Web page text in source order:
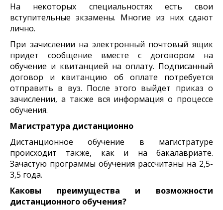
На некоторых специальностях есть свои
вступительные экзамены. Многие из них сдают
лично.
При зачислении на электронный почтовый ящик
придет сообщение вместе с договором на
обучение и квитанцией на оплату. Подписанный
договор и квитанцию об оплате потребуется
отправить в вуз. После этого выйдет приказ о
зачислении, а также вся информация о процессе
обучения.
Магистратура дистанционно
Дистанционное обучение в магистратуре
происходит также, как и на бакалавриате.
Зачастую программы обучения рассчитаны на 2,5-
3,5 года.
Каковы преимущества и возможности
дистанционного обучения?